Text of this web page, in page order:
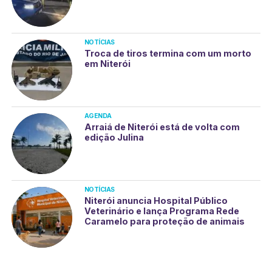
NOTÍCIAS
Troca de tiros termina com um morto
em Niterói
AGENDA
Arraiá de Niterói está de volta com
edição Julina
NOTÍCIAS
Niterói anuncia Hospital Público
Veterinário e lança Programa Rede
Caramelo para proteção de animais